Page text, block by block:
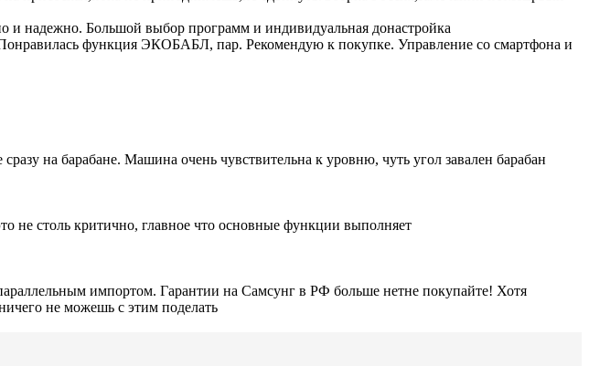
и надежно. Большой выбор программ и индивидуальная донастройка
функция ЭКОБАБЛ, пар. Рекомендую к покупке. Управление со смартфона и
на барабане. Машина очень чувствительна к уровню, чуть угол завален барабан
не столь критично, главное что основные функции выполняет
импортом. Гарантии на Самсунг в РФ больше нетне покупайте! Хотя
не можешь с этим поделать